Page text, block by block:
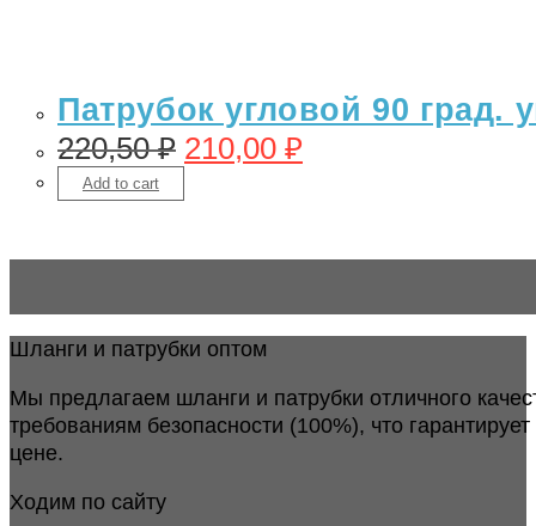
Патрубок угловой 90 град.
220,50₽ 210,00 ₽
Add to cart
Шланги и патрубки оптом
Мы предлагаем шланги и патрубки отличного
требованиям безопасности (100%), что
цене.
Ходим по сайту